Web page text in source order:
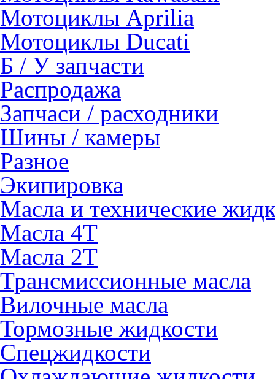
Мотоциклы Aprilia
Мотоциклы Ducati
Б / У запчасти
Распродажа
Запчаси / расходники
Шины / камеры
Разное
Экипировка
Масла и технические
Масла 4Т
Масла 2Т
Трансмиссионные масла
Вилочные масла
Тормозные жидкости
Спецжидкости